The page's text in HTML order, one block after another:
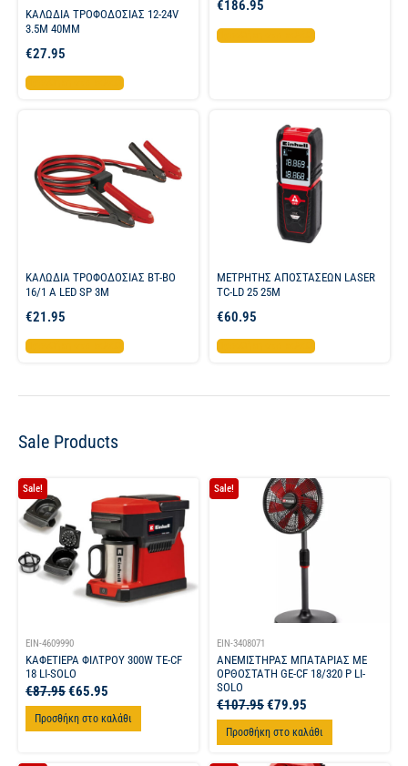
ΚΑΛΩΔΙΑ ΤΡΟΦΟΔΟΣΙΑΣ 12-24V
3.5M 40MM
€27.95
Προσθήκη στο καλάθι
€186.95
Προσθήκη στο καλάθι
ΚΑΛΩΔΙΑ ΤΡΟΦΟΔΟΣΙΑΣ BT-BO
16/1 A LED SP 3M
€21.95
Προσθήκη στο καλάθι
ΜΕΤΡΗΤΗΣ ΑΠΟΣΤΑΣΕΩΝ LASER
TC-LD 25 25M
€60.95
Προσθήκη στο καλάθι
Sale Products
Sale!
EIN-4609990
ΚΑΦΕΤΙΕΡΑ ΦΙΛΤΡΟΥ 300W TE-CF
18 LI-SOLO
€87.95€65.95
Προσθήκη στο καλάθι
Sale!
EIN-3408071
ΑΝΕΜΙΣΤΗΡΑΣ ΜΠΑΤΑΡΙΑΣ ΜΕ
ΟΡΘΟΣΤΑΤΗ GE-CF 18/320 P LI-
SOLO
€107.95€79.95
Προσθήκη στο καλάθι